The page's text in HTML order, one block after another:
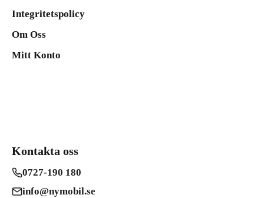
Integritetspolicy
Om Oss
Mitt Konto
Kontakta oss
0727-190 180
info@nymobil.se